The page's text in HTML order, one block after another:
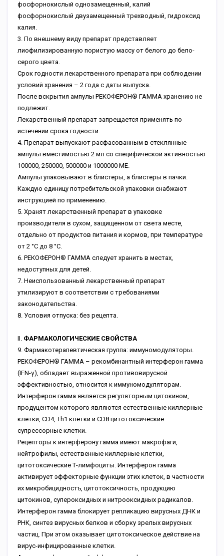
фосфорнокислый однозамещенный, калий
фосфорнокислый двузамещенный трехводный, гидроксид
калия.
3. По внешнему виду препарат представляет
лиофилизированную пористую массу от белого до бело-
серого цвета.
Срок годности лекарственного препарата при соблюдении
условий хранения – 2 года с даты выпуска.
После вскрытия ампулы РЕКОФЕРОН® ГАММА хранению не
подлежит.
Лекарственный препарат запрещается применять по
истечении срока годности.
4. Препарат выпускают расфасованным в стеклянные
ампулы вместимостью 2 мл со специфической активностью
100000, 250000, 500000 и 1000000 МЕ.
Ампулы упаковывают в блистеры, а блистеры в пачки.
Каждую единицу потребительской упаковки снабжают
инструкцией по применению.
5. Хранят лекарственный препарат в упаковке
производителя в сухом, защищенном от света месте,
отдельно от продуктов питания и кормов, при температуре
от 2 °С до 8 °С.
6. РЕКОФЕРОН® ГАММА следует хранить в местах,
недоступных для детей.
7. Неиспользованный лекарственный препарат
утилизируют в соответствии с требованиями
законодательства.
8. Условия отпуска: без рецепта.
II. ФАРМАКОЛОГИЧЕСКИЕ СВОЙСТВА
9. Фармакотерапевтическая группа: иммуномодуляторы.
РЕКОФЕРОН® ГАММА – рекомбинантный интерферон гамма
(IFN-γ), обладает выраженной противовирусной
эффективностью, относится к иммуномодуляторам.
Интерферон гамма является регуляторным цитокином,
продуцентом которого являются естественные киллерные
клетки, CD4, Th1 клетки и CD8 цитотоксические
супрессорные клетки.
Рецепторы к интерферону гамма имеют макрофаги,
нейтрофилы, естественные киллерные клетки,
цитотоксические Т-лимфоциты. Интерферон гамма
активирует эффекторные функции этих клеток, в частности
их микробицидностъ, цитотоксичность, продукцию
цитокинов, супероксидных и нитрооксидных радикалов.
Интерферон гамма блокирует репликацию вирусных ДНК и
РНК, синтез вирусных белков и сборку зрелых вирусных
частиц. При этом оказывает цитотоксическое действие на
вирус-инфицированные клетки.